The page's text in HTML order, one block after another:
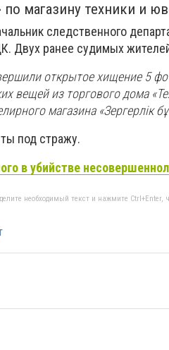
магазину техники и
следственного
Двух ранее судимых
открытое хищение 5
вещей из торгового дома
магазина «Зергерлік
под стражу.
в убийстве
необходимый текст и нажмите Ctrl+Enter,